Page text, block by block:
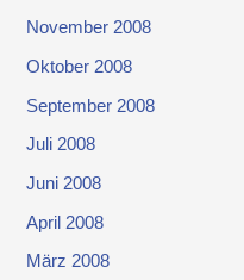
November 2008
Oktober 2008
September 2008
Juli 2008
Juni 2008
April 2008
März 2008